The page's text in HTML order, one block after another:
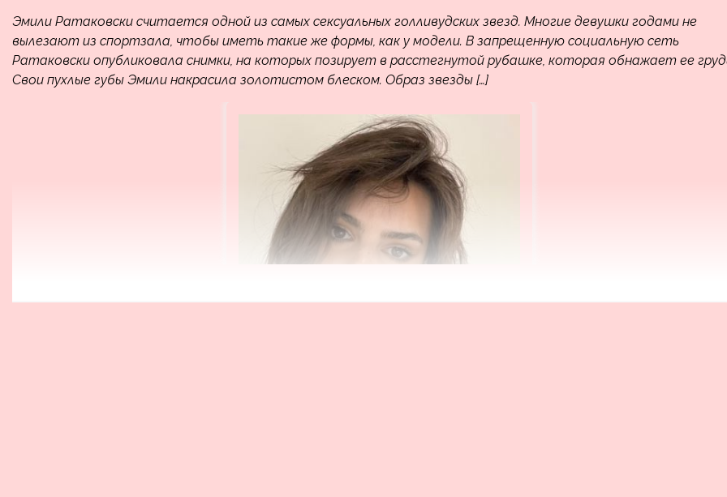
Эмили Ратаковски считается одной из самых сексуальных голливудских звезд. Многие девушки годами не
вылезают из спортзала, чтобы иметь такие же формы, как у модели. В запрещенную социальную сеть
Ратаковски опубликовала снимки, на которых позирует в расстегнутой рубашке, которая обнажает ее
Свои пухлые губы Эмили накрасила золотистом блеском. Образ звезды […]